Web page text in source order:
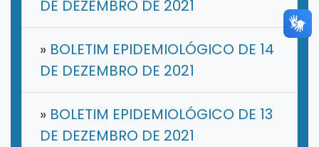
DE DEZEMBRO DE 2021
» BOLETIM EPIDEMIOLÓGICO DE 14
DE DEZEMBRO DE 2021
» BOLETIM EPIDEMIOLÓGICO DE 13
DE DEZEMBRO DE 2021